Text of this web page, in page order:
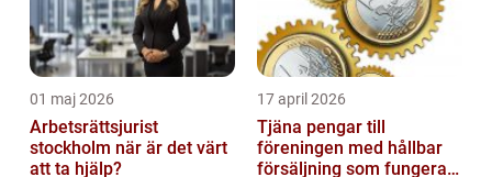
01 maj 2026
Arbetsrättsjurist
stockholm när är det värt
att ta hjälp?
17 april 2026
Tjäna pengar till
föreningen med hållbar
försäljning som fungerar